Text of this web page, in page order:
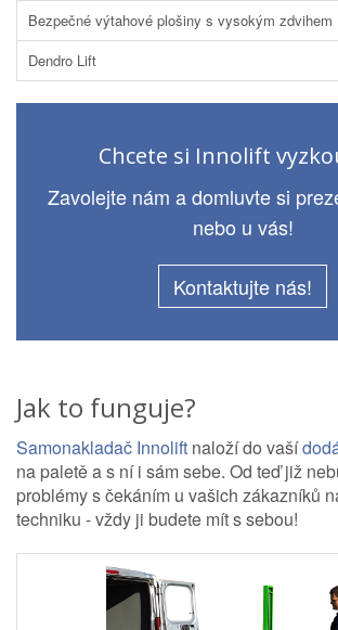
Bezpečné výtahové plošiny s vysokým zdvihem
Dendro Lift
Chcete si Innolift
Zavolejte nám a domluvte si
nebo u vás!
Kontaktujte nás!
Jak to funguje?
Samonakladač Innolift naloží do vaší
na paletě a s ní i sám sebe. Od teď již
problémy s čekáním u vašich zákazníků
techniku - vždy ji budete mít s sebou!